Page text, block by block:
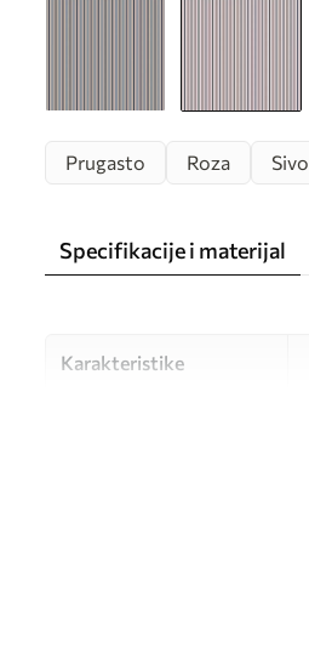
Prugasto Roza Sivo
Specifikacije i materijal
Karakteristike